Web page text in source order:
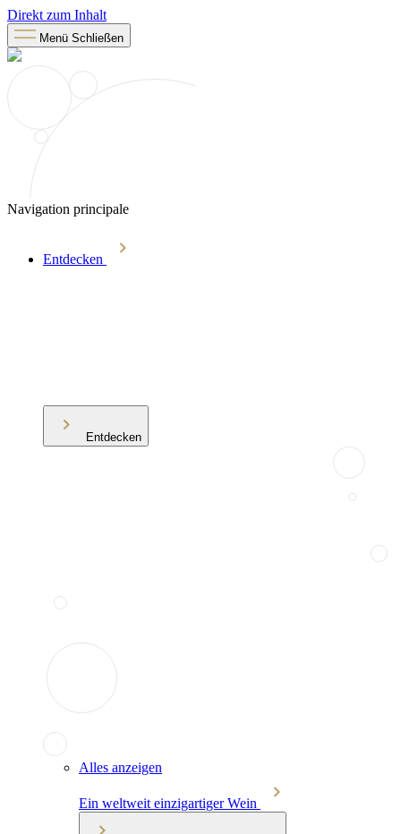
Direkt zum Inhalt
Menü Schließen
Navigation principale
Entdecken
Entdecken
Alles anzeigen
Ein weltweit einzigartiger Wein